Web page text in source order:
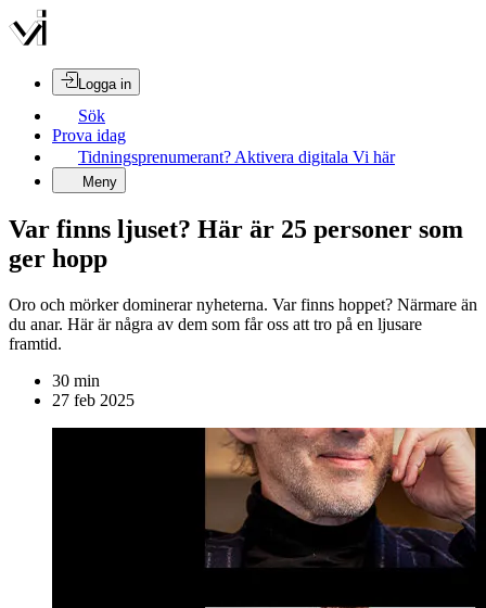
Logga in
Sök
Prova idag
Tidningsprenumerant? Aktivera digitala Vi här
Meny
Var finns ljuset? Här är 25 personer som
ger hopp
Oro och mörker dominerar nyheterna. Var finns hoppet? Närmare än
du anar. Här är några av dem som får oss att tro på en ljusare
framtid.
30 min
27 feb 2025